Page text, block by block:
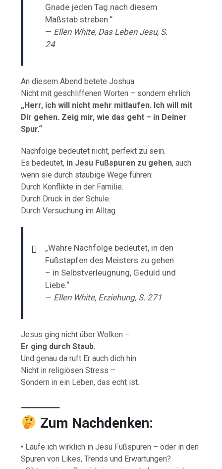
Gnade jeden Tag nach diesem
Maßstab streben.“
— Ellen White, Das Leben Jesu, S.
24
An diesem Abend betete Joshua.
Nicht mit geschliffenen Worten – sondern ehrlich:
„Herr, ich will nicht mehr mitlaufen. Ich will mit
Dir gehen. Zeig mir, wie das geht – in Deiner
Spur.“
Nachfolge bedeutet nicht, perfekt zu sein.
Es bedeutet, in Jesu Fußspuren zu gehen, auch
wenn sie durch staubige Wege führen:
Durch Konflikte in der Familie.
Durch Druck in der Schule.
Durch Versuchung im Alltag.
„Wahre Nachfolge bedeutet, in den
Fußstapfen des Meisters zu gehen
– in Selbstverleugnung, Geduld und
Liebe.“
— Ellen White, Erziehung, S. 271
Jesus ging nicht über Wolken –
Er ging durch Staub.
Und genau da ruft Er auch dich hin.
Nicht in religiösen Stress –
Sondern in ein Leben, das echt ist.
⸻
Zum Nachdenken:
• Laufe ich wirklich in Jesu Fußspuren – oder in den
Spuren von Likes, Trends und Erwartungen?